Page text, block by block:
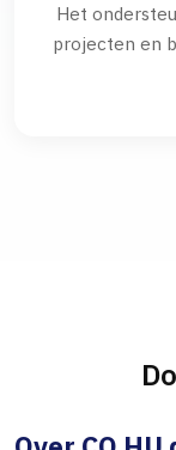
Het
projecten en